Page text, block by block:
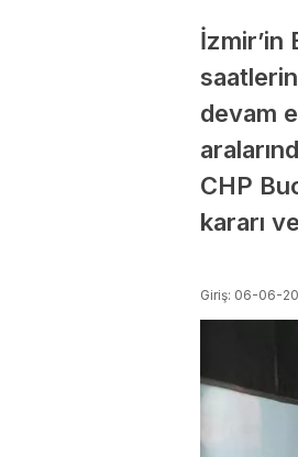
İzmir’in
devam
CHP
kararı
Giriş: 06-06-